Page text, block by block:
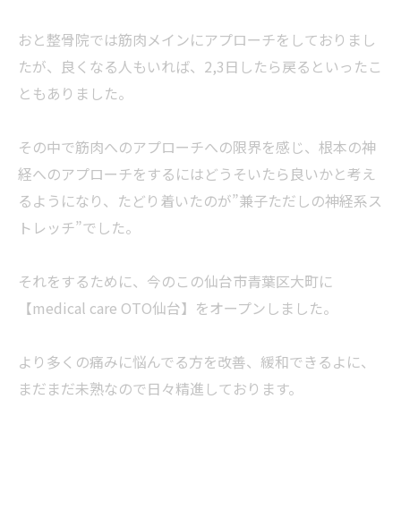
おと整骨院では筋肉メインにアプローチをしておりまし
たが、良くなる人もいれば、2,3日したら戻るといったこ
ともありました。
その中で筋肉へのアプローチへの限界を感じ、根本の神
経へのアプローチをするにはどうそいたら良いかと考え
るようになり、たどり着いたのが”兼子ただしの神経系ス
トレッチ”でした。
それをするために、今のこの仙台市青葉区大町に
【medical care OTO仙台】をオープンしました。
より多くの痛みに悩んでる方を改善、緩和できるよに、
まだまだ未熟なので日々精進しております。